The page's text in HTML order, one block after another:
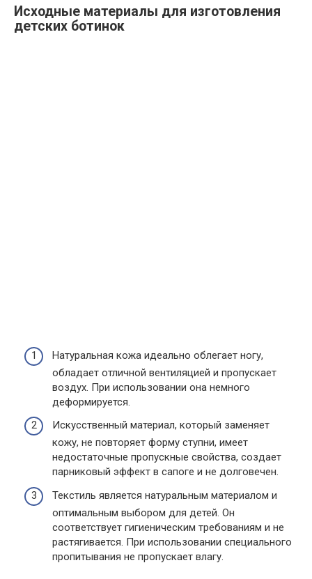
Исходные материалы для изготовления
детских ботинок
Натуральная кожа идеально облегает ногу,
обладает отличной вентиляцией и пропускает
воздух. При использовании она немного
деформируется.
Искусственный материал, который заменяет
кожу, не повторяет форму ступни, имеет
недостаточные пропускные свойства, создает
парниковый эффект в сапоге и не долговечен.
Текстиль является натуральным материалом и
оптимальным выбором для детей. Он
соответствует гигиеническим требованиям и не
растягивается. При использовании специального
пропитывания не пропускает влагу.